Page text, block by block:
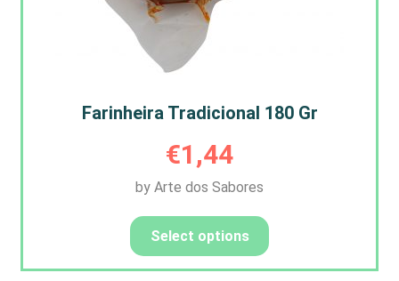
Farinheira Tradicional 180 Gr
€1,44
by Arte dos Sabores
Select options